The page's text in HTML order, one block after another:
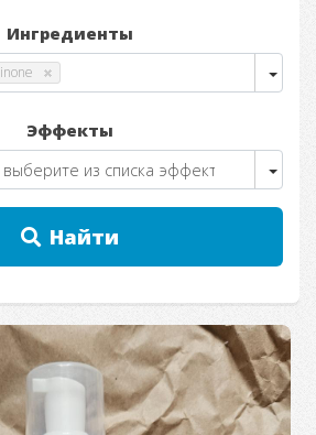
Ингредиенты
Эффекты
Найти